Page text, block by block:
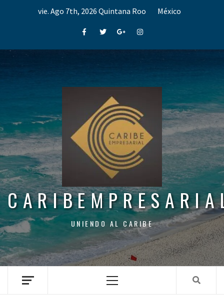
vie. Ago 7th, 2026 Quintana Roo México
FacebookTwitterGoogle+Instagram
UNIENDO AL CARIBE
Menu